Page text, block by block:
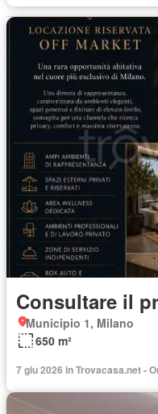
Consultare il
Municipio 1, Milano
650 m²
7 giu 2026 in Trovacasa.net -